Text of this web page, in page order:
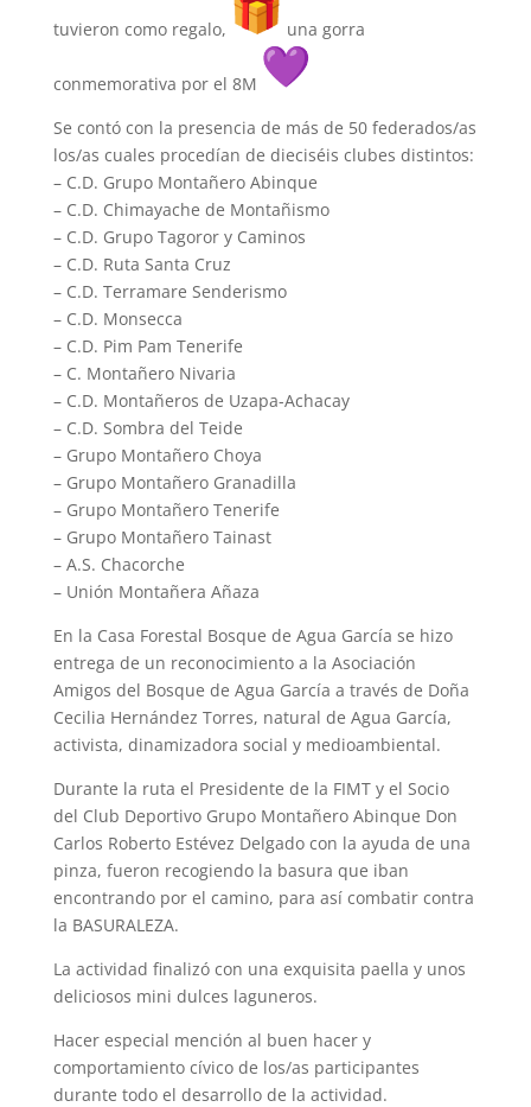
tuvieron como regalo, una gorra
conmemorativa por el 8M
Se contó con la presencia de más de 50 federados/as
los/as cuales procedían de dieciséis clubes distintos:
– C.D. Grupo Montañero Abinque
– C.D. Chimayache de Montañismo
– C.D. Grupo Tagoror y Caminos
– C.D. Ruta Santa Cruz
– C.D. Terramare Senderismo
– C.D. Monsecca
– C.D. Pim Pam Tenerife
– C. Montañero Nivaria
– C.D. Montañeros de Uzapa-Achacay
– C.D. Sombra del Teide
– Grupo Montañero Choya
– Grupo Montañero Granadilla
– Grupo Montañero Tenerife
– Grupo Montañero Tainast
– A.S. Chacorche
– Unión Montañera Añaza
En la Casa Forestal Bosque de Agua García se hizo
entrega de un reconocimiento a la Asociación
Amigos del Bosque de Agua García a través de Doña
Cecilia Hernández Torres, natural de Agua García,
activista, dinamizadora social y medioambiental.
Durante la ruta el Presidente de la FIMT y el Socio
del Club Deportivo Grupo Montañero Abinque Don
Carlos Roberto Estévez Delgado con la ayuda de una
pinza, fueron recogiendo la basura que iban
encontrando por el camino, para así combatir contra
la BASURALEZA.
La actividad finalizó con una exquisita paella y unos
deliciosos mini dulces laguneros.
Hacer especial mención al buen hacer y
comportamiento cívico de los/as participantes
durante todo el desarrollo de la actividad.